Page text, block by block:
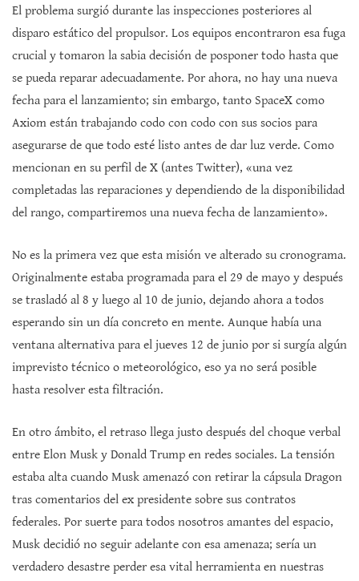
El problema surgió durante las inspecciones posteriores al
disparo estático del propulsor. Los equipos encontraron esa fuga
crucial y tomaron la sabia decisión de posponer todo hasta que
se pueda reparar adecuadamente. Por ahora, no hay una nueva
fecha para el lanzamiento; sin embargo, tanto SpaceX como
Axiom están trabajando codo con codo con sus socios para
asegurarse de que todo esté listo antes de dar luz verde. Como
mencionan en su perfil de X (antes Twitter), «una vez
completadas las reparaciones y dependiendo de la disponibilidad
del rango, compartiremos una nueva fecha de lanzamiento».
No es la primera vez que esta misión ve alterado su cronograma.
Originalmente estaba programada para el 29 de mayo y después
se trasladó al 8 y luego al 10 de junio, dejando ahora a todos
esperando sin un día concreto en mente. Aunque había una
ventana alternativa para el jueves 12 de junio por si surgía algún
imprevisto técnico o meteorológico, eso ya no será posible
hasta resolver esta filtración.
En otro ámbito, el retraso llega justo después del choque verbal
entre Elon Musk y Donald Trump en redes sociales. La tensión
estaba alta cuando Musk amenazó con retirar la cápsula Dragon
tras comentarios del ex presidente sobre sus contratos
federales. Por suerte para todos nosotros amantes del espacio,
Musk decidió no seguir adelante con esa amenaza; sería un
verdadero desastre perder esa vital herramienta en nuestras